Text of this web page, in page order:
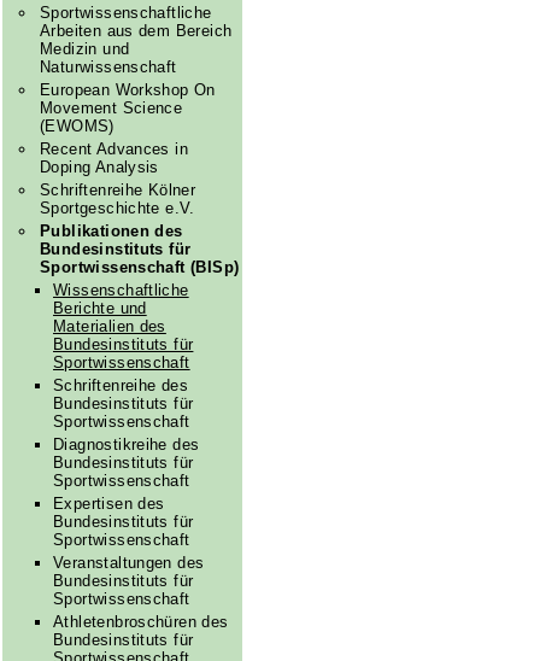
Sportwissenschaftliche
Arbeiten aus dem Bereich
Medizin und
Naturwissenschaft
European Workshop On
Movement Science
(EWOMS)
Recent Advances in
Doping Analysis
Schriftenreihe Kölner
Sportgeschichte e.V.
Publikationen des
Bundesinstituts für
Sportwissenschaft (BISp)
Wissenschaftliche
Berichte und
Materialien des
Bundesinstituts für
Sportwissenschaft
Schriftenreihe des
Bundesinstituts für
Sportwissenschaft
Diagnostikreihe des
Bundesinstituts für
Sportwissenschaft
Expertisen des
Bundesinstituts für
Sportwissenschaft
Veranstaltungen des
Bundesinstituts für
Sportwissenschaft
Athletenbroschüren des
Bundesinstituts für